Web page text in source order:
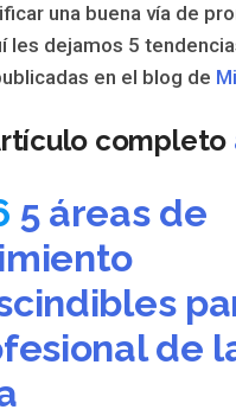
una buena vía de
les dejamos 5
en el blog de
completo
5 áreas de
de